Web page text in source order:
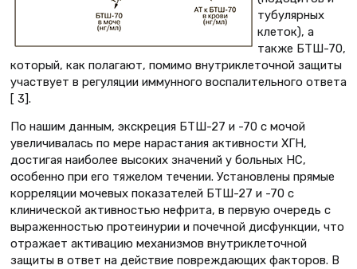
тубулярных
клеток), а
также БТШ-70,
который, как полагают, помимо внутриклеточной защиты
участвует в регуляции иммунного воспалительного ответа
[ 3].
По нашим данным, экскреция БТШ-27 и -70 с мочой
увеличивалась по мере нарастания активности ХГН,
достигая наиболее высоких значений у больных НС,
особенно при его тяжелом течении. Установлены прямые
корреляции мочевых показателей БТШ-27 и -70 с
клинической активностью нефрита, в первую очередь с
выраженностью протеинурии и почечной дисфункции, что
отражает активацию механизмов внутриклеточной
защиты в ответ на действие повреждающих факторов. В